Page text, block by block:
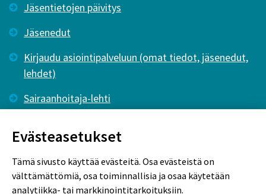
Jäsentietojen päivitys
Jäsenedut
Kirjaudu asiointipalveluun (omat tiedot, jäsenedut,
lehdet)
Sairaanhoitaja-lehti
Evästeasetukset
Tämä sivusto käyttää evästeitä. Osa evästeistä on
välttämättömiä, osa toiminnallisia ja osaa käytetään
analytiikka- tai markkinointitarkoituksiin.